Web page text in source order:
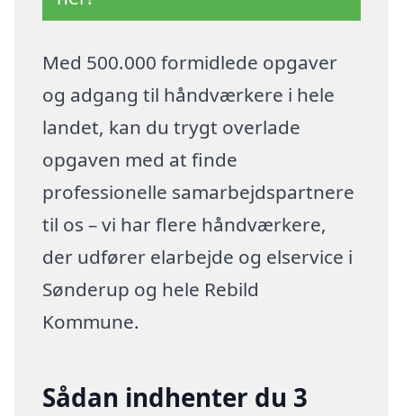
Med 500.000 formidlede opgaver
og adgang til håndværkere i hele
landet, kan du trygt overlade
opgaven med at finde
professionelle samarbejdspartnere
til os – vi har flere håndværkere,
der udfører elarbejde og elservice i
Sønderup og hele Rebild
Kommune.
Sådan indhenter du 3